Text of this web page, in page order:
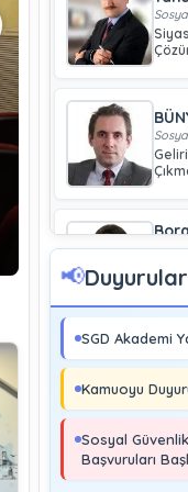
Bir
📢Duyurular
SGD Akademi
Kamuoyu
Sosyal Güvenlik
Başvuruları